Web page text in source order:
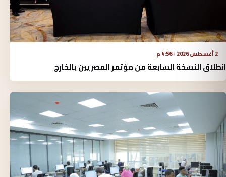
2 أغسطس 2026 - 4:56 م
انطلاق النسخة السابعة من مؤتمر المصريين بالخارج